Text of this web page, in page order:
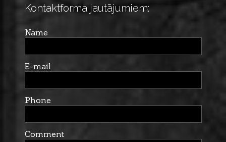
Kontaktforma jautājumiem:
Name
E-mail
Phone
Comment